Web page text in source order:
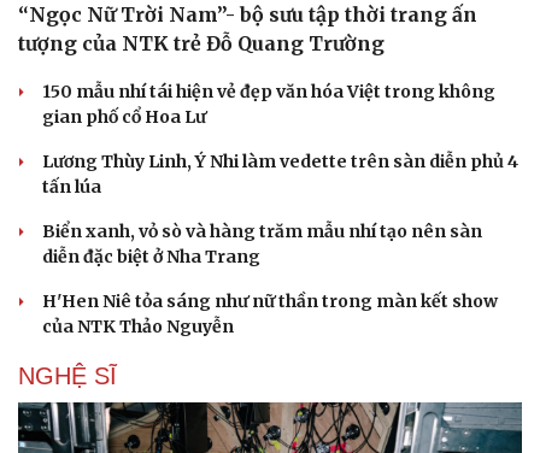
Làm đẹp - giảm cân
Phòng mạch online
“Ngọc Nữ Trời Nam”- bộ sưu tập thời trang ấn
tượng của NTK trẻ Đỗ Quang Trường
150 mẫu nhí tái hiện vẻ đẹp văn hóa Việt trong không
gian phố cổ Hoa Lư
Lương Thùy Linh, Ý Nhi làm vedette trên sàn diễn phủ 4
tấn lúa
Biển xanh, vỏ sò và hàng trăm mẫu nhí tạo nên sàn
diễn đặc biệt ở Nha Trang
H'Hen Niê tỏa sáng như nữ thần trong màn kết show
của NTK Thảo Nguyễn
NGHỆ SĨ